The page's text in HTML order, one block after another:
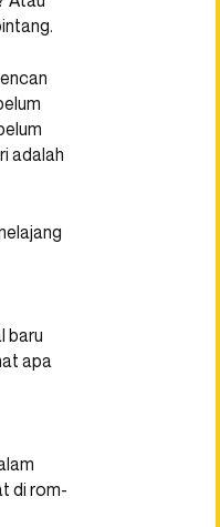
adalah
baru
apa
di rom-